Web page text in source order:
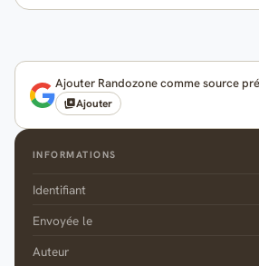
Ajouter Randozone comme source
Ajouter
INFORMATIONS
Identifiant
Envoyée le
Auteur